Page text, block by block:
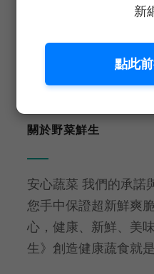
新
點此
免洗即食
關於野菜鮮生
安心蔬菜 我們的承諾
您手中保證超新鮮爽
心，健康、新鮮、美
生》創造健康蔬食就